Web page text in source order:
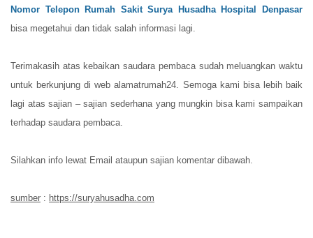
Nomor Telepon Rumah Sakit Surya Husadha Hospital Denpasar
bisa megetahui dan tidak salah informasi lagi.
Terimakasih atas kebaikan saudara pembaca sudah meluangkan waktu
untuk berkunjung di web alamatrumah24. Semoga kami bisa lebih baik
lagi atas sajian – sajian sederhana yang mungkin bisa kami sampaikan
terhadap saudara pembaca.
Silahkan info lewat Email ataupun sajian komentar dibawah.
sumber : https://suryahusadha.com